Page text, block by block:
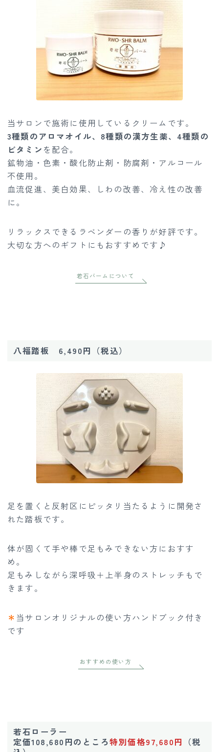
当サロンで施術に使用しているクリームです。
3種類のアロマオイル、8種類の漢方生薬、4種類の
ビタミン を配合。
鉱物油・色素・酸化防止剤・防腐剤・アルコール
不使用。
血流促進、美白効果、しわの改善、冷え性の改善
に。
リラックスできるラベンダーの香りが好評です。
大切な方へのギフトにもおすすめです♪
若石バームについて
八福踏板 6,490円（税込）
足を置くと反射区にピッタリ当たるように開発さ
れた踏板です。
体が固くて手や棒で足もみできない方におすす
め。
足もみしながら深呼吸＋上半身のストレッチもで
きます。
＊ 当サロンオリジナルの使い方ハンドブック付き
です
おすすめの使い方
若石ローラー
定価108,680円のところ特別価格97,680円
（税